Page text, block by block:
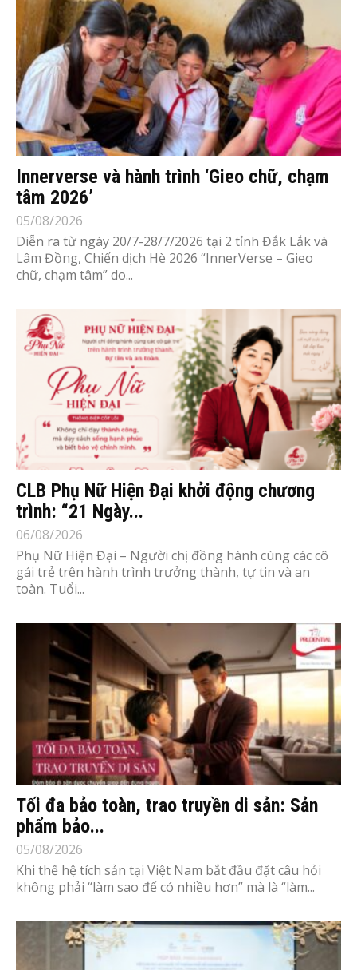
Innerverse và hành trình ‘Gieo chữ, chạm
tâm 2026’
05/08/2026
Diễn ra từ ngày 20/7-28/7/2026 tại 2 tỉnh Đắk Lắk và
Lâm Đồng, Chiến dịch Hè 2026 “InnerVerse – Gieo
chữ, chạm tâm” do...
CLB Phụ Nữ Hiện Đại khởi động chương
trình: “21 Ngày...
06/08/2026
Phụ Nữ Hiện Đại – Người chị đồng hành cùng các cô
gái trẻ trên hành trình trưởng thành, tự tin và an
toàn. Tuổi...
Tối đa bảo toàn, trao truyền di sản: Sản
phẩm bảo...
05/08/2026
Khi thế hệ tích sản tại Việt Nam bắt đầu đặt câu hỏi
không phải “làm sao để có nhiều hơn” mà là “làm...